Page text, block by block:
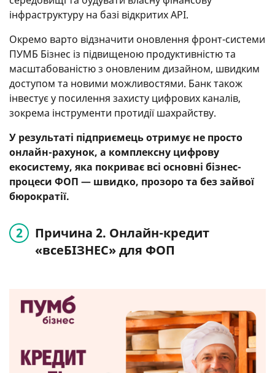
інфраструктуру на базі відкритих API.
Окремо варто відзначити оновлення фронт-системи
ПУМБ Бізнес із підвищеною продуктивністю та
масштабованістю з оновленим дизайном, швидким
доступом та новими можливостями. Банк також
інвестує у посилення захисту цифрових каналів,
зокрема інструменти протидії шахрайству.
У результаті підприємець отримує не просто
онлайн-рахунок, а комплексну цифрову
екосистему, яка покриває всі основні бізнес-
процеси ФОП — швидко, прозоро та без зайвої
бюрократії.
Причина 2. Онлайн-кредит
«всеБІЗНЕС» для ФОП